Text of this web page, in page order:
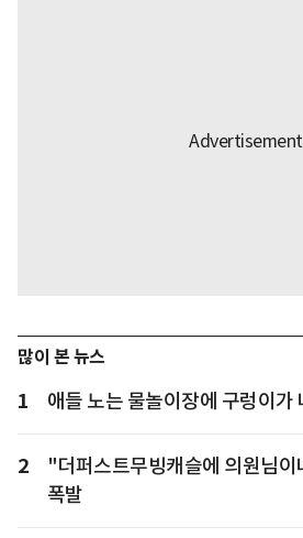
많이 본 뉴스
1 애들 노는 물놀이장에 구렁이가
2
"더퍼스트무빙캐슬에 의원님
폭발